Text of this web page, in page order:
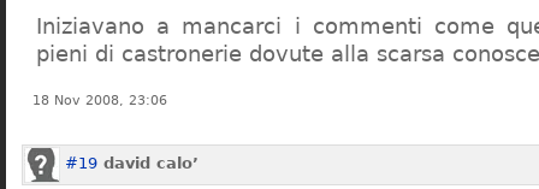
Iniziavano a mancarci i commenti come
pieni di castronerie dovute alla scarsa
18 Nov 2008, 23:06
#19 david calo’